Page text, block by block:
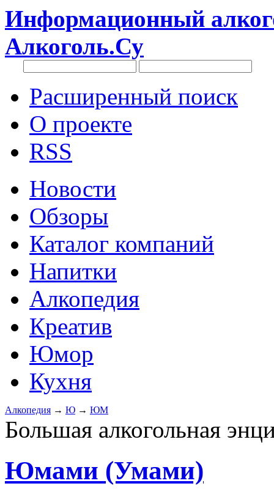
Информационный
Алкоголь.Су
Расширенный поиск
О проекте
RSS
Новости
Обзоры
Каталог компаний
Напитки
Алкопедия
Креатив
Юмор
Кухня
Алкопедия → Ю → ЮМ
Большая алкогольная
Юмами (Умами)